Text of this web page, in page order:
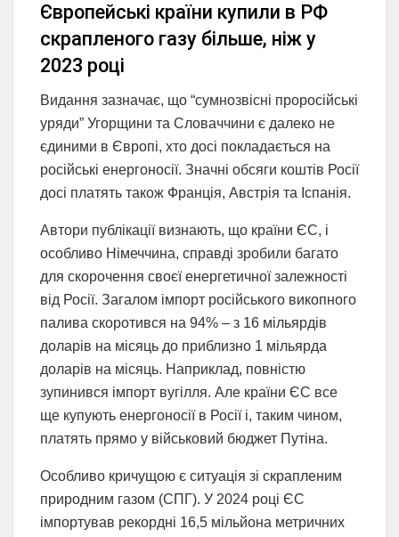
Європейські країни купили в РФ
скрапленого газу більше, ніж у
2023 році
Видання зазначає, що “сумнозвісні проросійські
уряди” Угорщини та Словаччини є далеко не
єдиними в Європі, хто досі покладається на
російські енергоносії. Значні обсяги коштів Росії
досі платять також Франція, Австрія та Іспанія.
Автори публікації визнають, що країни ЄС, і
особливо Німеччина, справді зробили багато
для скорочення своєї енергетичної залежності
від Росії. Загалом імпорт російського викопного
палива скоротився на 94% – з 16 мільярдів
доларів на місяць до приблизно 1 мільярда
доларів на місяць. Наприклад, повністю
зупинився імпорт вугілля. Але країни ЄС все
ще купують енергоносії в Росії і, таким чином,
платять прямо у військовий бюджет Путіна.
Особливо кричущою є ситуація зі скрапленим
природним газом (СПГ). У 2024 році ЄС
імпортував рекордні 16,5 мільйона метричних